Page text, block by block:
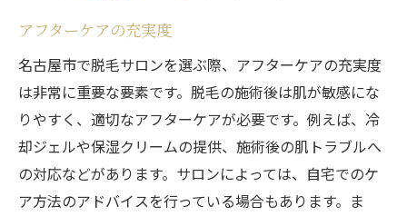
アフターケアの充実度
名古屋市で脱毛サロンを選ぶ際、アフターケアの充実度
は非常に重要な要素です。脱毛の施術後は肌が敏感にな
りやすく、適切なアフターケアが必要です。例えば、冷
却ジェルや保湿クリームの提供、施術後の肌トラブルへ
の対応などがあります。サロンによっては、自宅でのケ
ア方法のアドバイスを行っている場合もあります。ま